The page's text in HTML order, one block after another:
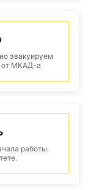
эвакуируем
от МКАД-а
работы.